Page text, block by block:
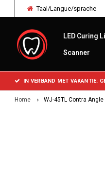
Taal/Langue/sprache
LED Curing
Scanner
IN VERBAND MET VAKANTIE:
Home WJ-45TL Contra